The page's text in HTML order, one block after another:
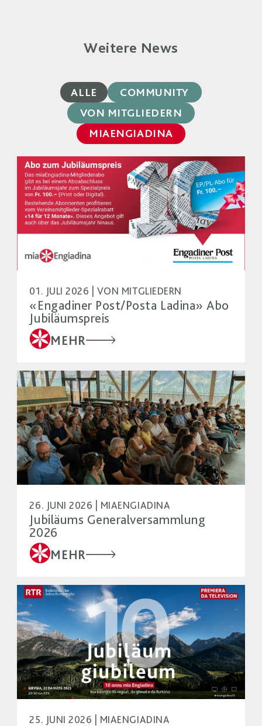
Weitere News
ALLE
COMMUNITY
VON MITGLIEDERN
MIAENGIADINA
01. JULI 2026 | VON MITGLIEDERN
«Engadiner Post/Posta Ladina» Abo
Jubiläumspreis
MEHR
26. JUNI 2026 | MIAENGIADINA
Jubiläums Generalversammlung
2026
MEHR
25. JUNI 2026 | MIAENGIADINA